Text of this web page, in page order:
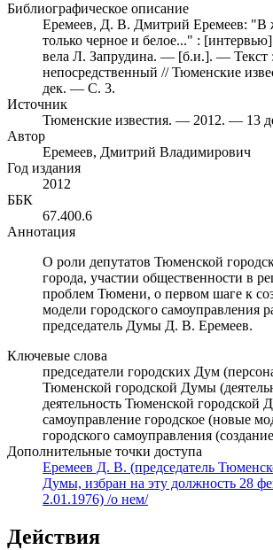
Библиографическое описание
Еремеев, Д. В. Дмитрий Еремеев: "В
только черное и белое..." :
вела Л. Запрудина. — [б.и.]. — Текст :
непосредственный // Тюменские
дек. — С. 3.
Источник
Тюменские известия. — 2012. — 13
Автор
Еремеев, Дмитрий Владимирович
Год издания
2012
ББК
67.400.6
Аннотация
О роли депутатов Тюменской
города, участии общественности в
проблем Тюмени, о первом шаге к
модели городского самоуправления
председатель Думы Д. В. Еремеев.
Ключевые слова
председатели городских Дум
Тюменской городской Думы
деятельность Тюменской городской
самоуправление городское (новые
городского самоуправления
Дополнительные точки доступа
Еремеев Д. В. (председатель
Думы, избран на эту должность 28
2.01.1976) /о нем/
Действия